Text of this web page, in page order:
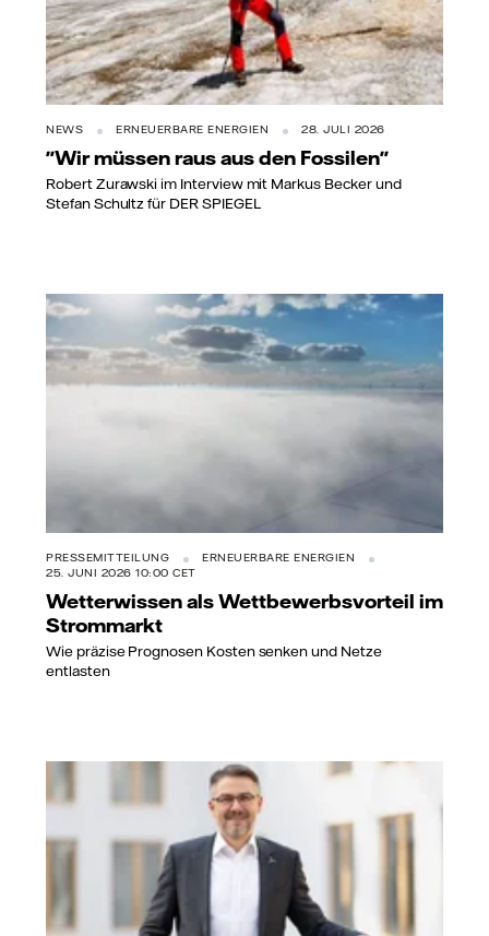
NEWS ERNEUERBARE ENERGIEN 28. JULI 2026
"Wir müssen raus aus den Fossilen"
Robert Zurawski im Interview mit Markus Becker und
Stefan Schultz für DER SPIEGEL
PRESSEMITTEILUNG
ERNEUERBARE ENERGIEN
25. JUNI 2026 10:00 CET
Wetterwissen als Wettbewerbsvorteil im
Strommarkt
Wie präzise Prognosen Kosten senken und Netze
entlasten